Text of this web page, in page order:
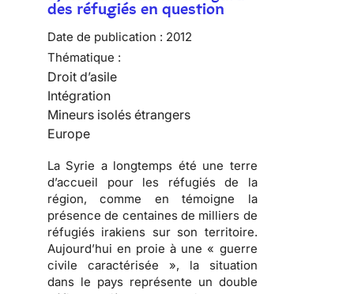
des réfugiés en question
Date de publication : 2012
Thématique :
Droit d’asile
Intégration
Mineurs isolés étrangers
Europe
La Syrie a longtemps été une terre
d’accueil pour les réfugiés de la
région, comme en témoigne la
présence de centaines de milliers de
réfugiés irakiens sur son territoire.
Aujourd’hui en proie à une « guerre
civile caractérisée », la situation
dans le pays représente un double